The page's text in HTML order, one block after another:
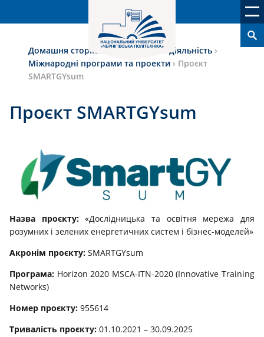
Домашня сторінка›Міжнародна діяльність ›
Міжнародні програми та проекти › Проєкт
SMARTGYsum
Проєкт SMARTGYsum
Назва проєкту:«Дослідницька та освітня мережа для
розумних і зелених енергетичних систем і бізнес-моделей»
Акронім проєкту: SMARTGYsum
Програма: Horizon 2020 MSCA-ITN-2020 (Innovative Training
Networks)
Номер проєкту: 955614
Тривалість проєкту: 01.10.2021 – 30.09.2025